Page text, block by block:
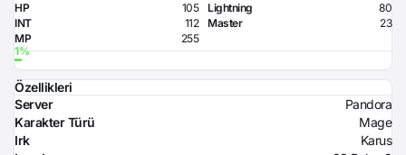
HP
105
INT
112
MP
255
Lightning
80
Master
23
Özellikleri
Server
Pandora
Karakter Türü
Mage
Irk
Karus